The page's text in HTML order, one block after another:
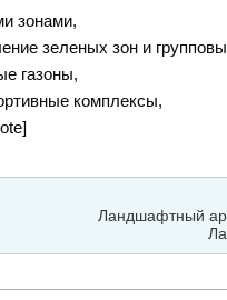
зонами,
зеленых зон и
газоны,
комплексы,
Ландшафтный